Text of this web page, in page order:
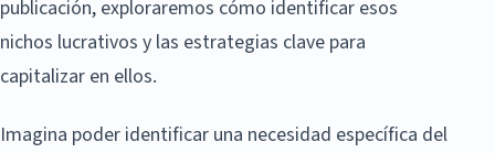
publicación, exploraremos cómo identificar esos
nichos lucrativos y las estrategias clave para
capitalizar en ellos.
Imagina poder identificar una necesidad específica del